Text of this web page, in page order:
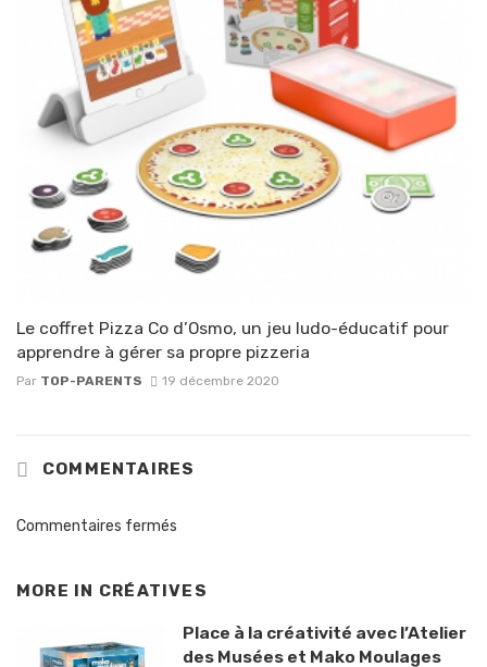
Le coffret Pizza Co d’Osmo, un jeu ludo-éducatif pour
apprendre à gérer sa propre pizzeria
Par TOP-PARENTS 19 décembre 2020
COMMENTAIRES
Commentaires fermés
MORE IN CRÉATIVES
Place à la créativité avec l’Atelier
des Musées et Mako Moulages